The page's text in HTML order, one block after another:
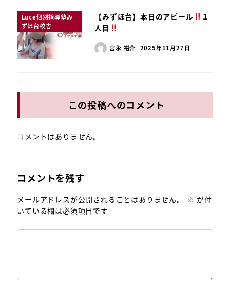
Luce個別指導塾み
ずほ台校舎
【みずほ台】本日のアピール
１
人目
宮永 裕介 2025年11月27日
この投稿へのコメント
コメントはありません。
コメントを残す
メールアドレスが公開されることはありません。 ※ が付
いている欄は必須項目です